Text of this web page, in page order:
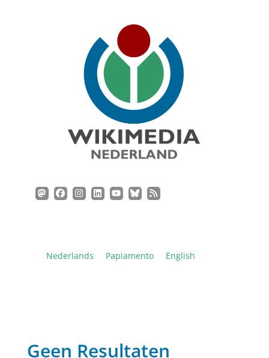
Nederlands Papiamento English
Geen Resultaten